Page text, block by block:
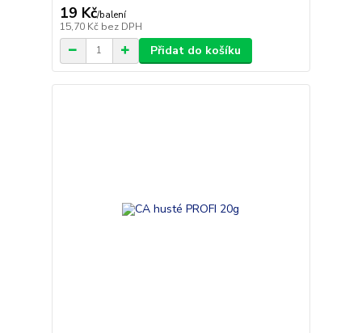
19 Kč/balení
15,70 Kč bez DPH
Přidat do košíku